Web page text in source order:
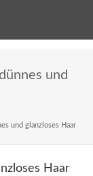
und
und glanzloses Haar
Haar